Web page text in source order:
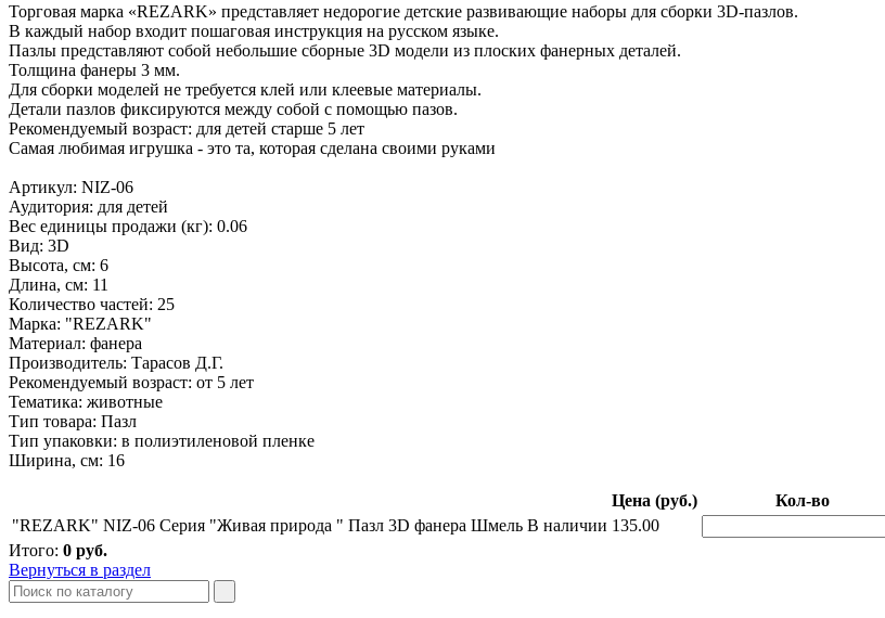
Торговая марка «REZARK» представляет недорогие детские развивающие наборы для сборки 3D-пазлов.
В каждый набор входит пошаговая инструкция на русском языке.
Пазлы представляют собой небольшие сборные 3D модели из плоских фанерных деталей.
Толщина фанеры 3 мм.
Для сборки моделей не требуется клей или клеевые материалы.
Детали пазлов фиксируются между собой с помощью пазов.
Рекомендуемый возраст: для детей старше 5 лет
Самая любимая игрушка - это та, которая сделана своими руками
Артикул: NIZ-06
Аудитория: для детей
Вес единицы продажи (кг): 0.06
Вид: 3D
Высота, см: 6
Длина, см: 11
Количество частей: 25
Марка: "REZARK"
Материал: фанера
Производитель: Тарасов Д.Г.
Рекомендуемый возраст: от 5 лет
Тематика: животные
Тип товара: Пазл
Тип упаковки: в полиэтиленовой пленке
Ширина, см: 16
Цена (руб.) Кол-во
"REZARK" NIZ-06 Серия "Живая природа " Пазл 3D фанера Шмель В наличии 135.00
Итого: 0 руб.
Вернуться в раздел